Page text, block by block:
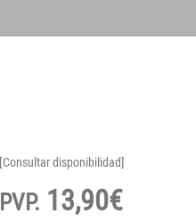
[Consultar disponibilidad]
PVP. 13,90€